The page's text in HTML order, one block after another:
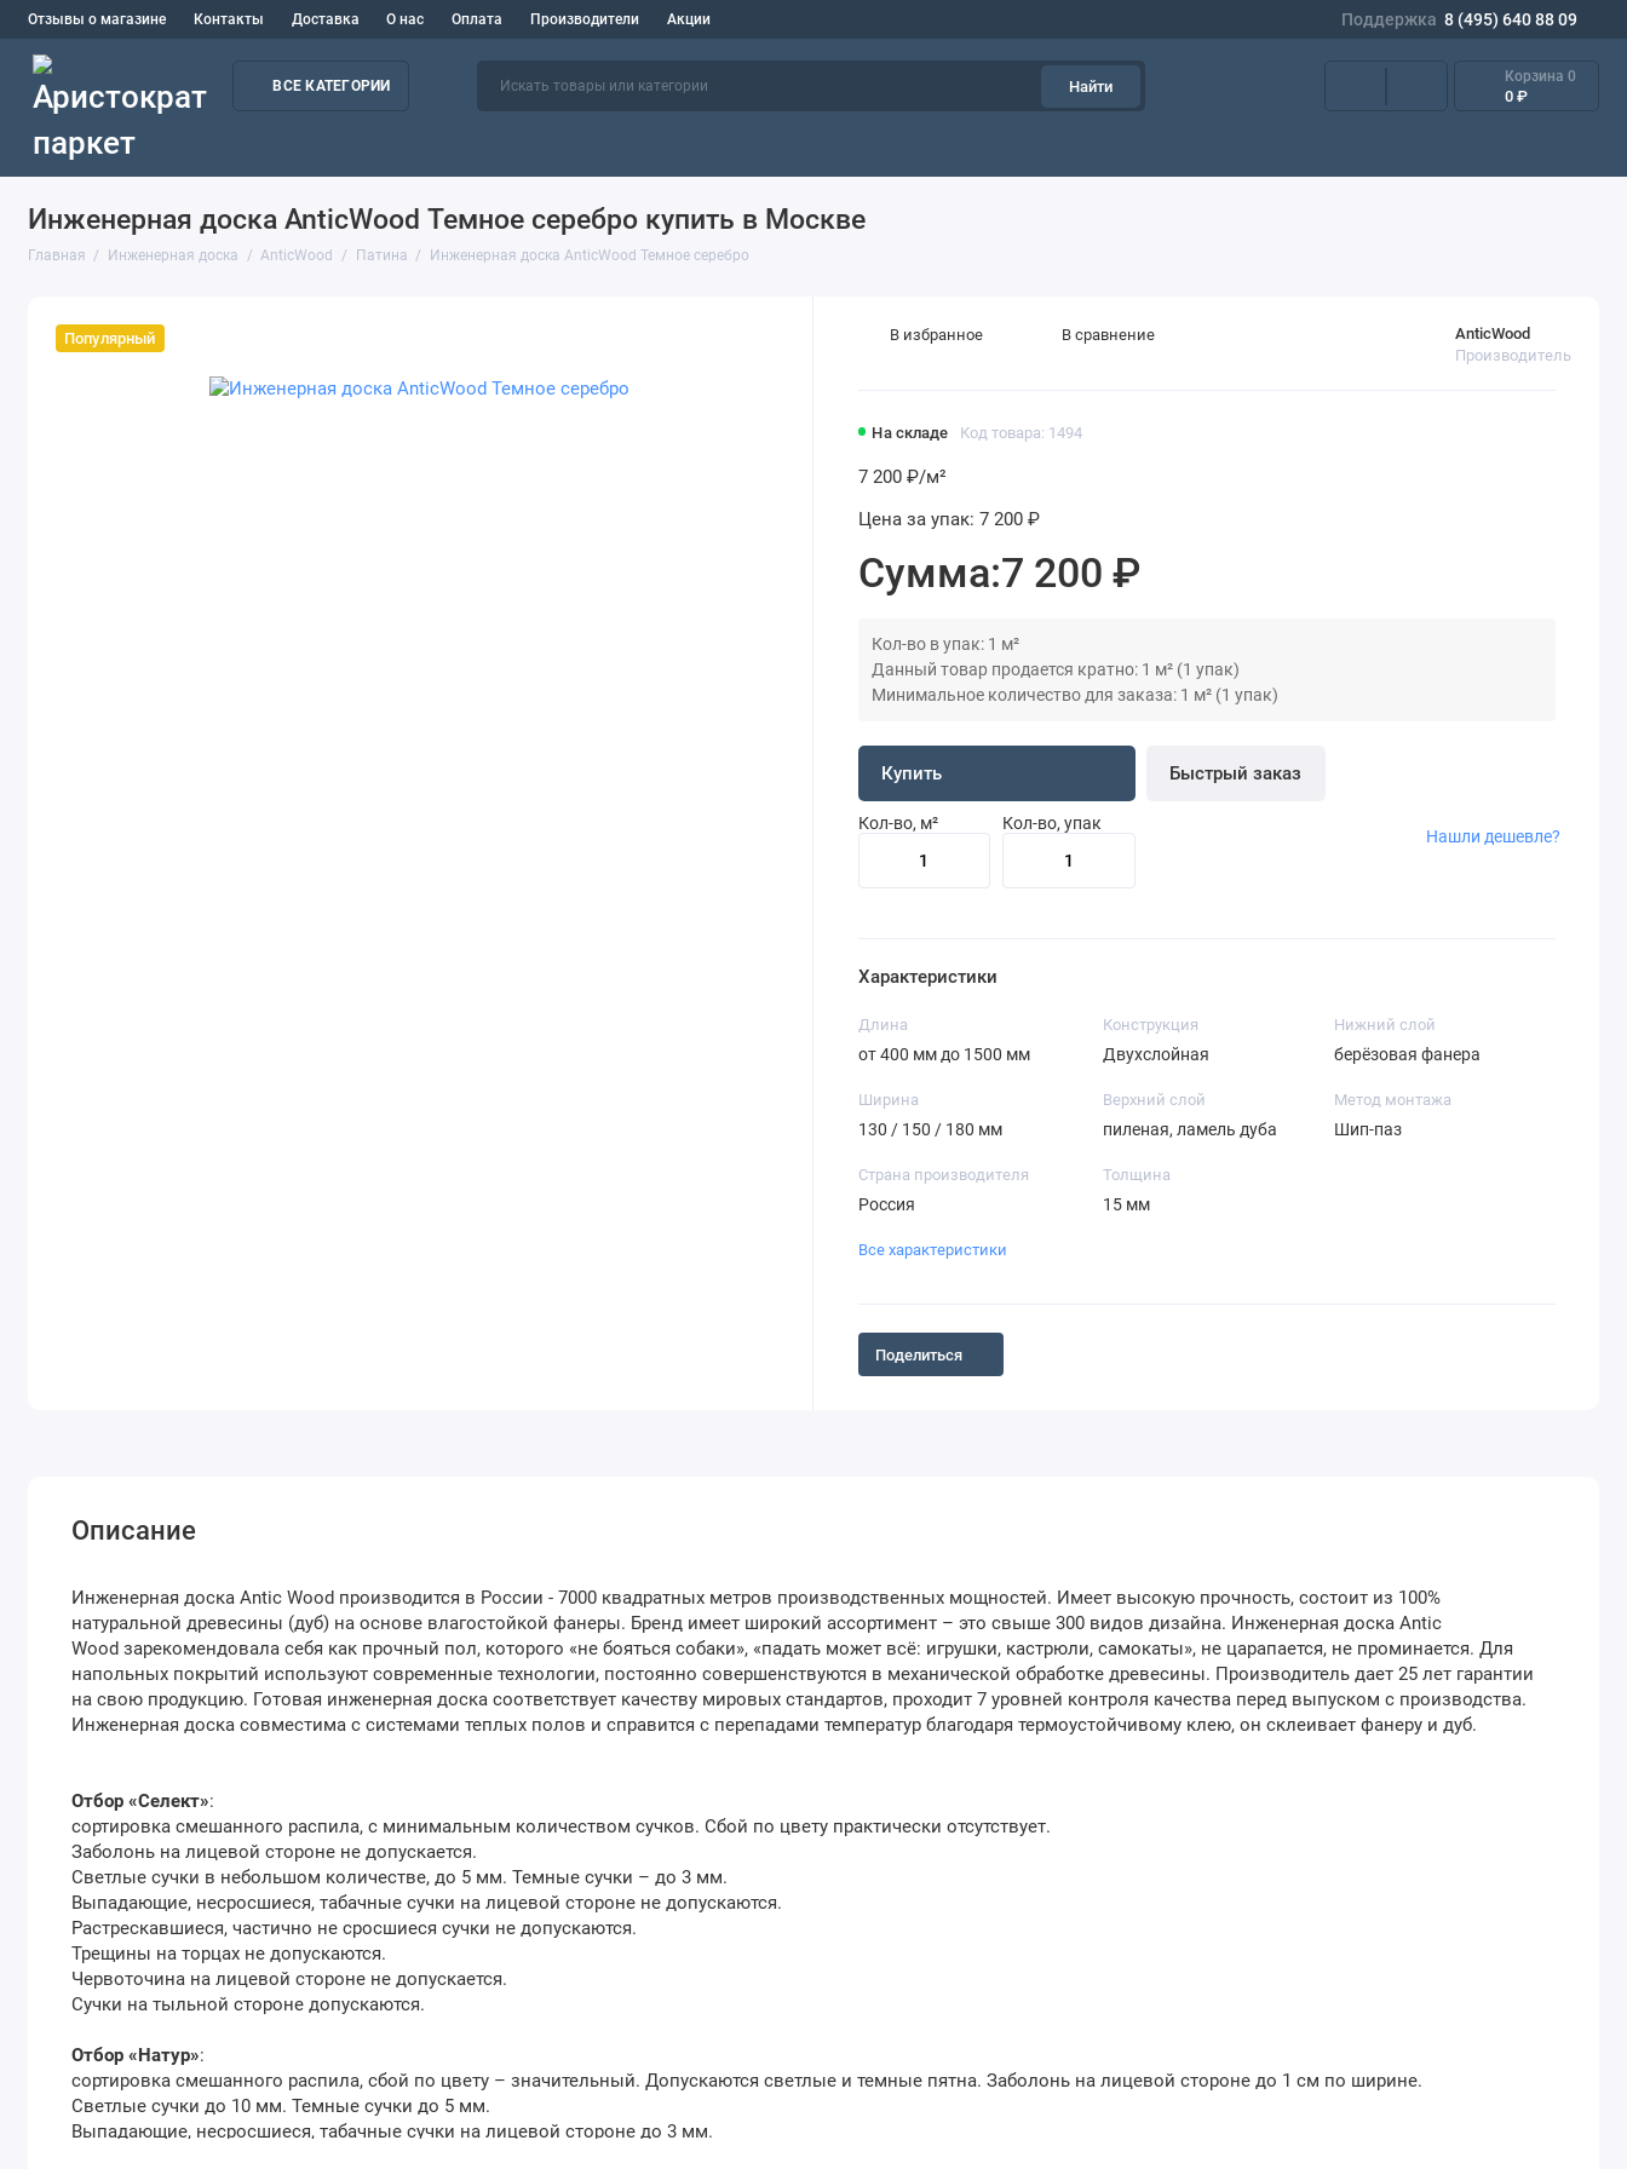
Отзывы о магазине Контакты Доставка О нас Оплата Производители Акции Поддержка 8 (495) 640 88 09
ВСЕ КАТЕГОРИИ Найти
Корзина 0
0 ₽
Инженерная доска AnticWood Темное серебро купить в Москве
Главная Инженерная доска AnticWood Патина Инженерная доска AnticWood Темное серебро
Популярный
На складе Код товара: 1494
AnticWood
Производитель
7 200 ₽/м²
Цена за упак: 7 200 ₽
Сумма:7 200 ₽
Кол-во в упак: 1 м²
Данный товар продается кратно: 1 м² (1 упак)
Минимальное количество для заказа: 1 м² (1 упак)
Купить
Кол-во, м² Кол-во, упак
Быстрый заказ
Нашли дешевле?
В избранное В сравнение
Характеристики
Длина
от 400 мм до 1500 мм
Конструкция
Двухслойная
Нижний слой
берёзовая фанера
Ширина
130 / 150 / 180 мм
Верхний слой
пиленая, ламель дуба
Метод монтажа
Шип-паз
Страна производителя
Россия
Толщина
15 мм
Все характеристики
Поделиться
Описание
Инженерная доска Antic Wood производится в России - 7000 квадратных метров производственных мощностей. Имеет высокую прочность, состоит из 100%
натуральной древесины (дуб) на основе влагостойкой фанеры. Бренд имеет широкий ассортимент – это свыше 300 видов дизайна. Инженерная доска Antic
Wood зарекомендовала себя как прочный пол, которого «не бояться собаки», «падать может всё: игрушки, кастрюли, самокаты», не царапается, не проминается. Для
напольных покрытий используют современные технологии, постоянно совершенствуются в механической обработке древесины. Производитель дает 25 лет гарантии
на свою продукцию. Готовая инженерная доска соответствует качеству мировых стандартов, проходит 7 уровней контроля качества перед выпуском с производства.
Инженерная доска совместима с системами теплых полов и справится с перепадами температур благодаря термоустойчивому клею, он склеивает фанеру и дуб.
Отбор «Селект»:
сортировка смешанного распила, с минимальным количеством сучков. Сбой по цвету практически отсутствует.
Заболонь на лицевой стороне не допускается.
Светлые сучки в небольшом количестве, до 5 мм. Темные сучки – до 3 мм.
Выпадающие, несросшиеся, табачные сучки на лицевой стороне не допускаются.
Растрескавшиеся, частично не сросшиеся сучки не допускаются.
Трещины на торцах не допускаются.
Червоточина на лицевой стороне не допускается.
Сучки на тыльной стороне допускаются.
Отбор «Натур»:
сортировка смешанного распила, сбой по цвету – значительный. Допускаются светлые и темные пятна. Заболонь на лицевой стороне до 1 см по ширине.
Светлые сучки до 10 мм. Темные сучки до 5 мм.
Выпадающие, несросшиеся, табачные сучки на лицевой стороне до 3 мм.